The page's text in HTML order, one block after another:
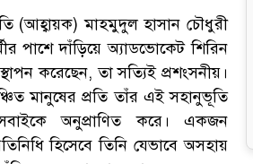
(আহ্বায়ক) মাহমুদুল হাসান চৌধুরী
পাশে দাঁড়িয়ে অ্যাডভোকেট শিরিন
করেছেন, তা সত্যিই প্রশংসনীয়।
মানুষের প্রতি তাঁর এই সহানুভূতি
অনুপ্রাণিত করে। একজন
হিসেবে তিনি যেভাবে অসহায়